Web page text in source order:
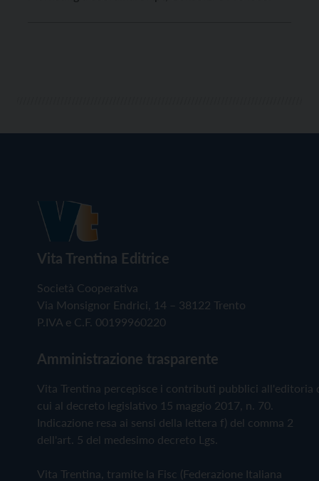
Vita Trentina Editrice
Società Cooperativa
Via Monsignor Endrici, 14 – 38122 Trento
P.IVA e C.F. 00199960220
Amministrazione trasparente
Vita Trentina percepisce i contributi pubblici all'editoria
cui al decreto legislativo 15 maggio 2017, n. 70.
Indicazione resa ai sensi della lettera f) del comma 2
dell'art. 5 del medesimo decreto Lgs.
Vita Trentina, tramite la Fisc (Federazione Italiana